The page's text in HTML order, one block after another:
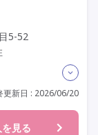
5-52
2級)
常勤
更新日 : 2026/06/20
見る